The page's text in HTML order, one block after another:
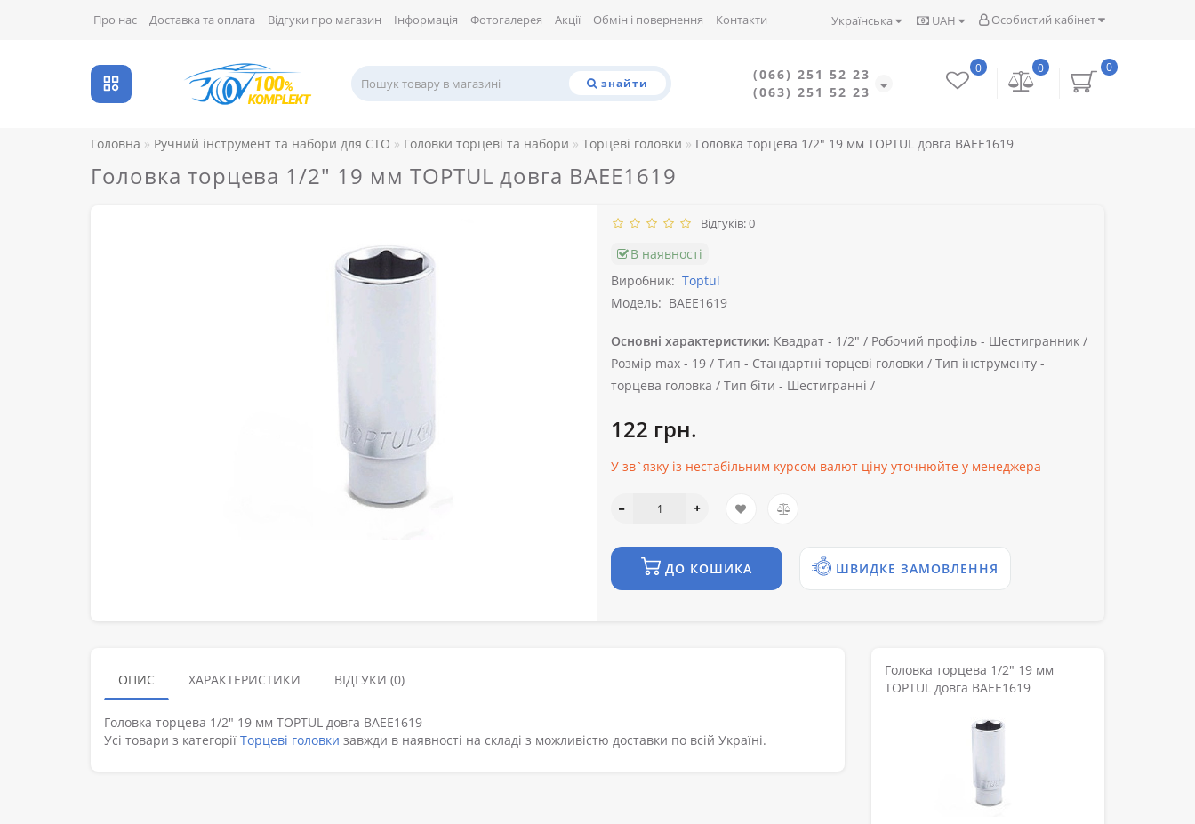
Особистий кабінет
UAH
Українська
Про нас Доставка та оплата Відгуки про магазин Інформація Фотогалерея Акції Обмін і повернення Контакти
знайти
(066) 251 52 23
(063) 251 52 23
0
0
0
Головна Ручний інструмент та набори для СТО Головки торцеві та набори Торцеві головки Головка торцева 1/2" 19 мм TOPTUL довга BAEE1619
Головка торцева 1/2" 19 мм TOPTUL довга BAEE1619
Відгуків: 0
В наявності
Виробник: Toptul
Модель: BAEE1619
Основні характеристики: Квадрат - 1/2" / Робочий профіль - Шестигранник /
Розмір max - 19 / Тип - Стандартні торцеві головки / Тип інструменту -
торцева головка / Тип біти - Шестигранні /
122 грн.
У зв`язку із нестабільним курсом валют ціну уточнюйте у менеджера
ДО КОШИКА ШВИДКЕ ЗАМОВЛЕННЯ
ОПИС ХАРАКТЕРИСТИКИ ВІДГУКИ (0)
Головка торцева 1/2" 19 мм TOPTUL довга BAEE1619
Усі товари з категорії Торцеві головки завжди в наявності на складі з можливістю доставки по всій Україні.
Головка торцева 1/2" 19 мм
TOPTUL довга BAEE1619